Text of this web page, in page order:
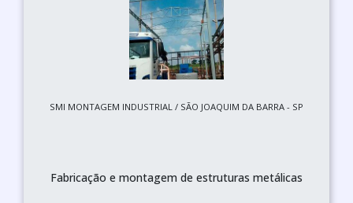
SMI MONTAGEM INDUSTRIAL / SÃO JOAQUIM DA BARRA - SP
Fabricação e montagem de estruturas metálicas